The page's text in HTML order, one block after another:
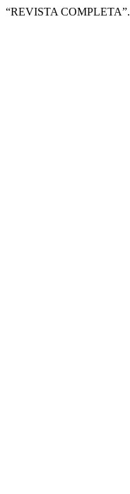
“REVISTA COMPLETA”.